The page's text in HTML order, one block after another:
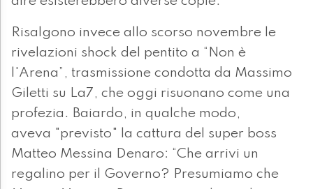
Risalgono invece allo scorso novembre le
rivelazioni shock del pentito a “Non è
l'Arena”, trasmissione condotta da Massimo
Giletti su La7, che oggi risuonano come una
profezia. Baiardo, in qualche modo,
aveva "previsto" la cattura del super boss
Matteo Messina Denaro: “Che arrivi un
regalino per il Governo? Presumiamo che